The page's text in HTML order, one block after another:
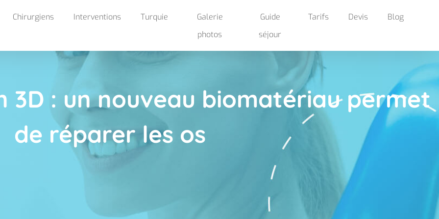
smile
Chirurgiens Interventions Turquie
Galerie
photos
Guide
séjour
Tarifs Devis Blog
3D : un nouveau biomatériau permet
de réparer les os